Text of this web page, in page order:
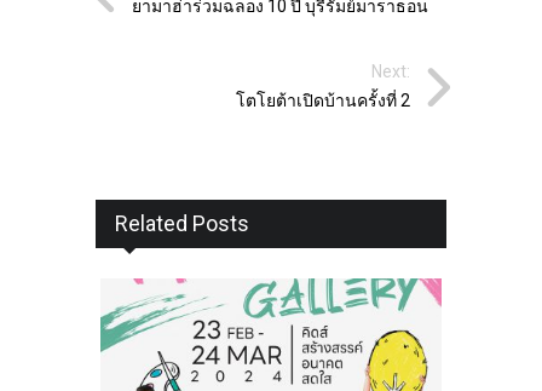
ยามาฮ่าร่วมฉลอง 10 ปี บุรีรัมย์มาราธอน
Next:
โตโยต้าเปิดบ้านครั้งที่ 2
Related Posts